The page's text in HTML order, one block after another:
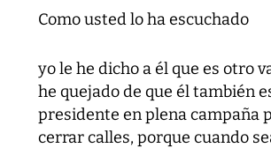
Como usted lo ha escuchado
yo le he dicho a él que es otro
he quejado de que él también
presidente en plena campaña
cerrar calles, porque cuando